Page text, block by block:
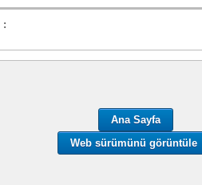
:
Ana Sayfa
Web sürümünü görüntüle